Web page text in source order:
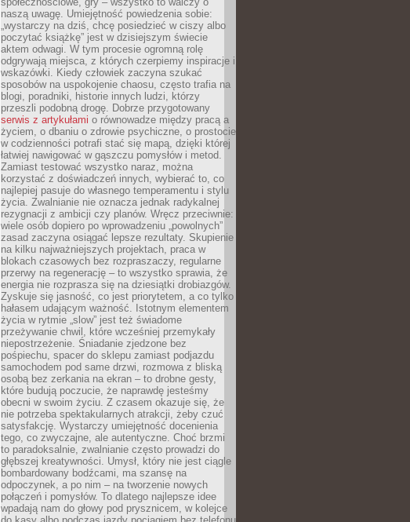
naszą uwagę. Umiejętność powiedzenia sobie:
„wystarczy na dziś, chcę posiedzieć w ciszy albo
poczytać książkę” jest w dzisiejszym świecie
aktem odwagi. W tym procesie ogromną rolę
odgrywają miejsca, z których czerpiemy inspiracje i
wskazówki. Kiedy człowiek zaczyna szukać
sposobów na uspokojenie chaosu, często trafia na
blogi, poradniki, historie innych ludzi, którzy
przeszli podobną drogę. Dobrze przygotowany
serwis z artykułami o równowadze między pracą a
życiem, o dbaniu o zdrowie psychiczne, o prostocie
w codzienności potrafi stać się mapą, dzięki której
łatwiej nawigować w gąszczu pomysłów i metod.
Zamiast testować wszystko naraz, można
korzystać z doświadczeń innych, wybierać to, co
najlepiej pasuje do własnego temperamentu i stylu
życia. Zwalnianie nie oznacza jednak radykalnej
rezygnacji z ambicji czy planów. Wręcz przeciwnie:
wiele osób dopiero po wprowadzeniu „powolnych”
zasad zaczyna osiągać lepsze rezultaty. Skupienie
na kilku najważniejszych projektach, praca w
blokach czasowych bez rozpraszaczy, regularne
przerwy na regenerację – to wszystko sprawia, że
energia nie rozprasza się na dziesiątki drobiazgów.
Zyskuje się jasność, co jest priorytetem, a co tylko
hałasem udającym ważność. Istotnym elementem
życia w rytmie „slow” jest też świadome
przeżywanie chwil, które wcześniej przemykały
niepostrzeżenie. Śniadanie zjedzone bez
pośpiechu, spacer do sklepu zamiast podjazdu
samochodem pod same drzwi, rozmowa z bliską
osobą bez zerkania na ekran – to drobne gesty,
które budują poczucie, że naprawdę jesteśmy
obecni w swoim życiu. Z czasem okazuje się, że
nie potrzeba spektakularnych atrakcji, żeby czuć
satysfakcję. Wystarczy umiejętność docenienia
tego, co zwyczajne, ale autentyczne. Choć brzmi
to paradoksalnie, zwalnianie często prowadzi do
głębszej kreatywności. Umysł, który nie jest ciągle
bombardowany bodźcami, ma szansę na
odpoczynek, a po nim – na tworzenie nowych
połączeń i pomysłów. To dlatego najlepsze idee
wpadają nam do głowy pod prysznicem, w kolejce